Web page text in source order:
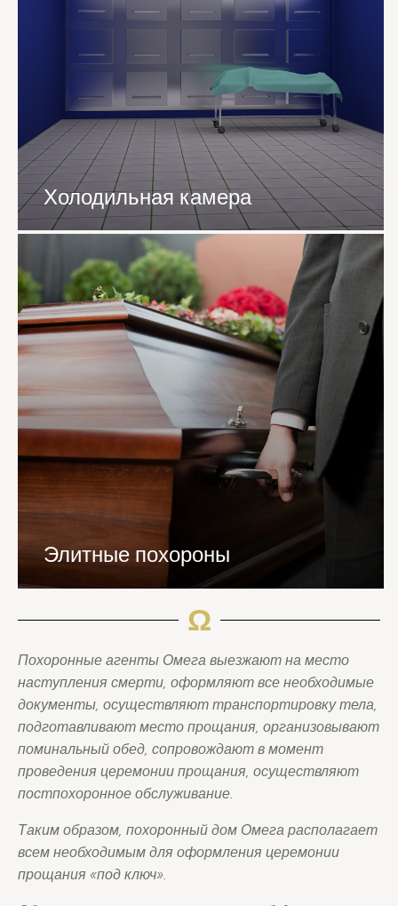
Холодильная камера
Элитные похороны
Ω
Похоронные агенты Омега выезжают на место
наступления смерти, оформляют все необходимые
документы, осуществляют транспортировку тела,
подготавливают место прощания, организовывают
поминальный обед, сопровождают в момент
проведения церемонии прощания, осуществляют
постпохоронное обслуживание.
Таким образом, похоронный дом Омега располагает
всем необходимым для оформления церемонии
прощания «под ключ».